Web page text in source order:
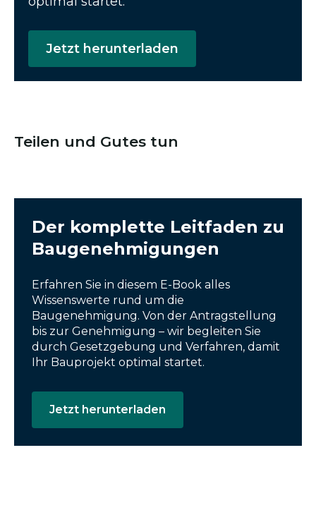
Jetzt herunterladen
Teilen und Gutes tun
Der komplette Leitfaden zu
Baugenehmigungen
Erfahren Sie in diesem E-Book alles
Wissenswerte rund um die
Baugenehmigung. Von der Antragstellung
bis zur Genehmigung – wir begleiten Sie
durch Gesetzgebung und Verfahren, damit
Ihr Bauprojekt optimal startet.
Jetzt herunterladen